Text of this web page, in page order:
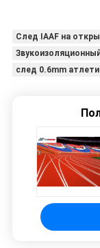
След IAAF на
след 0.6mm